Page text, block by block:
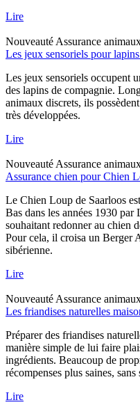
Lire
Nouveauté Assurance
Les jeux sensoriels pour
Les jeux sensoriels occupent
des lapins de compagnie.
animaux discrets, ils
très développées.
Lire
Nouveauté Assurance
Assurance chien pour Chien
Le Chien Loup de Saarloos
Bas dans les années 1930
souhaitant redonner au chien
Pour cela, il croisa un Berger
sibérienne.
Lire
Nouveauté Assurance
Les friandises naturelles
Préparer des friandises
manière simple de lui faire
ingrédients. Beaucoup de
récompenses plus saines,
Lire